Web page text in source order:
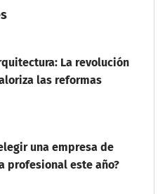
La revolución
las reformas
una empresa de
profesional este año?